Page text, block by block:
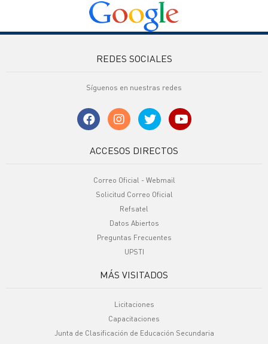
REDES SOCIALES
Síguenos en nuestras redes
ACCESOS DIRECTOS
Correo Oficial - Webmail
Solicitud Correo Oficial
Refsatel
Datos Abiertos
Preguntas Frecuentes
UPSTI
MÁS VISITADOS
Licitaciones
Capacitaciones
Junta de Clasificación de Educación Secundaria